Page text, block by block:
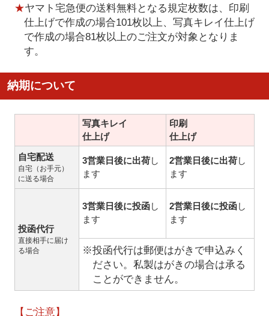
★ヤマト宅急便の送料無料となる規定枚数は、印刷
仕上げで作成の場合101枚以上、写真キレイ仕上げ
で作成の場合81枚以上のご注文が対象となりま
す。
納期について
写真キレイ
仕上げ
印刷
仕上げ
自宅配送
自宅（お手元）
に送る場合
3営業日後に出荷し
ます
2営業日後に出荷し
ます
投函代行
直接相手に届け
る場合
3営業日後に投函し
ます
2営業日後に投函し
ます
※投函代行は郵便はがきで申込みく
ださい。私製はがきの場合は承る
ことができません。
【ご注意】